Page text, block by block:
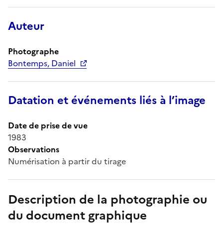
Auteur
Photographe
Bontemps, Daniel
Datation et événements liés à l’image
Date de prise de vue
1983
Observations
Numérisation à partir du tirage
Description de la photographie ou
du document graphique